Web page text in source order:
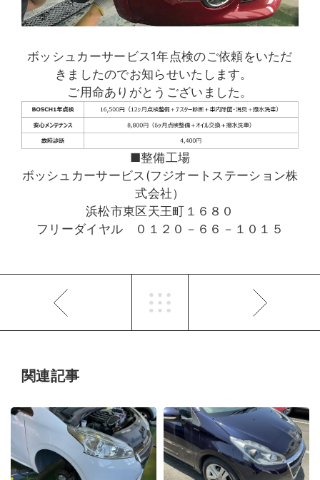
ボッシュカーサービス1年点検のご依頼をいただ
きましたのでお知らせいたします。
ご用命ありがとうございました。
■整備工場
ボッシュカーサービス(フジオートステーション株
式会社）
浜松市東区天王町１６８０
フリーダイヤル ０１２０－６６－１０１５
関連記事